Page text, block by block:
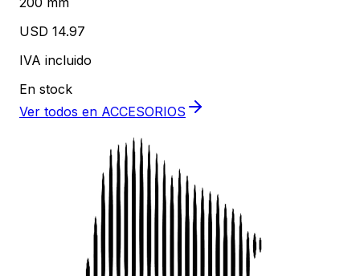
USD 14.97
IVA incluido
En stock
Ver todos en ACCESORIOS